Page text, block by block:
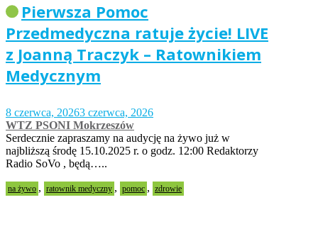
Pierwsza Pomoc
Przedmedyczna ratuje życie! LIVE
z Joanną Traczyk – Ratownikiem
Medycznym
8 czerwca, 20263 czerwca, 2026
WTZ PSONI Mokrzeszów
Serdecznie zapraszamy na audycję na żywo już w
najbliższą środę 15.10.2025 r. o godz. 12:00 Redaktorzy
Radio SoVo , będą…..
na żywo , ratownik medyczny , pomoc , zdrowie